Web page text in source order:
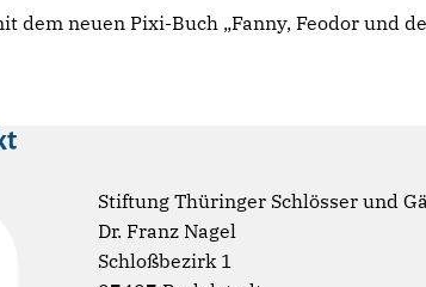
dem neuen Pixi-Buch „Fanny, Feodor und
Stiftung Thüringer Schlösser und
Dr. Franz Nagel
Schloßbezirk 1